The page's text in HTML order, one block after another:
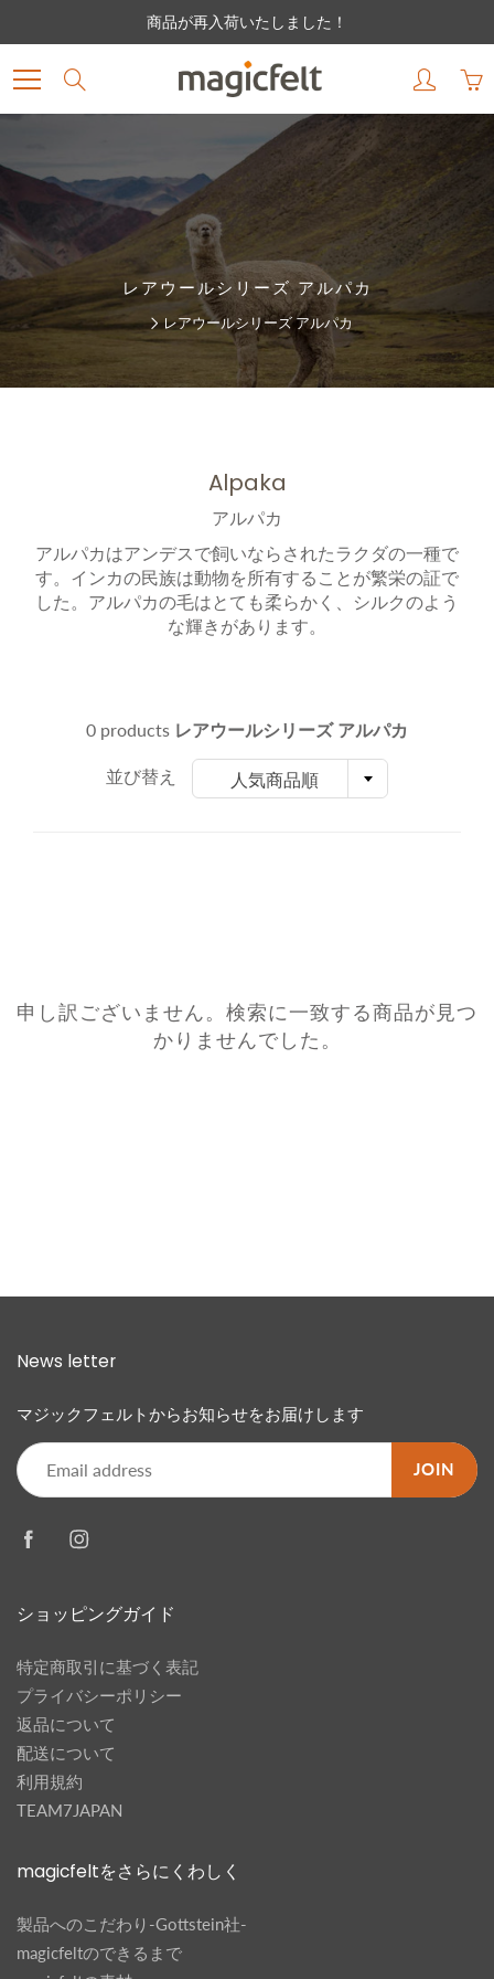
商品が再入荷いたしました！
レアウールシリーズ アルパカ
レアウールシリーズ アルパカ
Alpaka
アルパカ
アルパカはアンデスで飼いならされたラクダの一種で
す。インカの民族は動物を所有することが繁栄の証で
した。アルパカの毛はとても柔らかく、シルクのよう
な輝きがあります。
0 products レアウールシリーズ アルパカ
並び替え 人気商品順
申し訳ございません。検索に一致する商品が見つ
かりませんでした。
News letter
マジックフェルトからお知らせをお届けします
JOIN
ショッピングガイド
特定商取引に基づく表記
プライバシーポリシー
返品について
配送について
利用規約
TEAM7JAPAN
magicfeltをさらにくわしく
製品へのこだわり-Gottstein社-
magicfeltのできるまで